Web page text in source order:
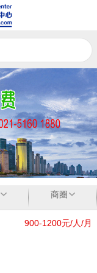
商圈
900-1200元/人/月